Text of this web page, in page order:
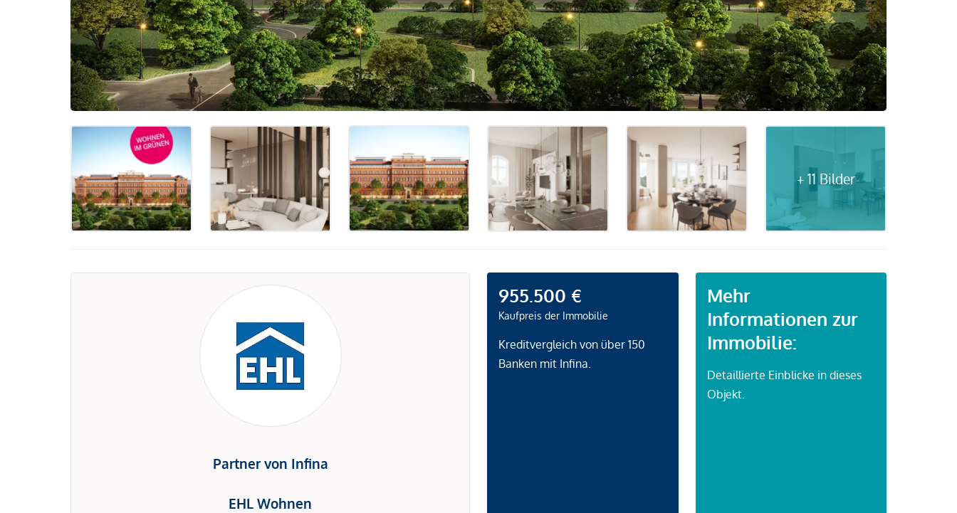
+ 11 Bilder
Partner von Infina
EHL Wohnen
955.500 €
Kaufpreis der Immobilie
Kreditvergleich von über 150
Banken mit Infina.
Mehr
Informationen zur
Immobilie:
Detaillierte Einblicke in dieses
Objekt.